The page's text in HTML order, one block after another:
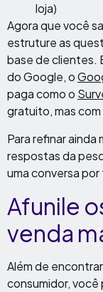
loja)
Agora que você
estruture as
base de clientes.
do Google, o
paga como o
gratuito, mas
Para refinar ainda
respostas da
uma conversa
Afunile
venda
Além de
consumidor, você